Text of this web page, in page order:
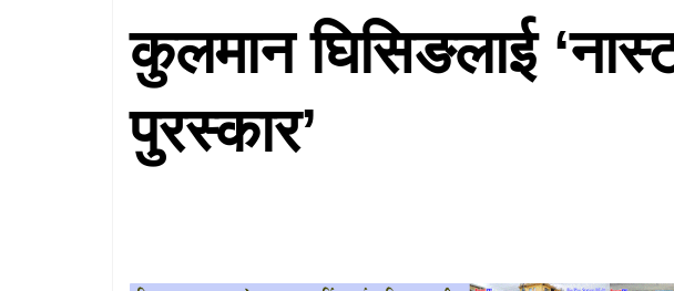
कुलमान घिसिङलाई
पुरस्कार’